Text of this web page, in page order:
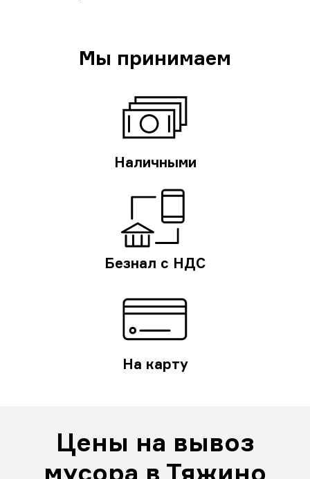
Мы принимаем
Наличными
Безнал с НДС
На карту
Цены на вывоз
мусора в Тяжино